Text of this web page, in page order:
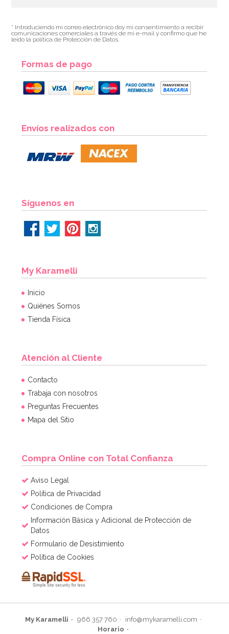
* Introduciendo mi correo electrónico doy mi consentimiento a recibir
comunicaciones comerciales a través de mi e-mail y confirmo que he
leído la política de Protección de Datos.
Formas de pago
Envíos realizados con
Síguenos en
My Karamelli
Inicio
Quiénes Somos
Tienda Física
Atención al Cliente
Contacto
Trabaja con nosotros
Preguntas Frecuentes
Mapa del Sitio
Compra Online con Total Confianza
Aviso Legal
Política de Privacidad
Condiciones de Compra
Información Básica y Adicional de Protección de
Datos
Formulario de Desistimiento
Política de Cookies
My Karamelli 966 357 760
info@mykaramelli.com
Horario